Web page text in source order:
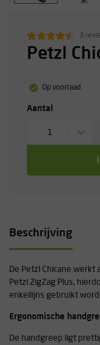
3
Petzl
Op voorraad
Aantal
1
Beschrijving
De Petzl Chicane werkt
Petzl ZigZag Plus,
enkellijns gebruikt
Ergonomische
De handgreep ligt